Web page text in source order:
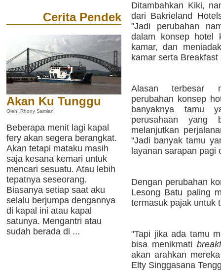
Cerita Pendek
Akan Ku Tunggu
Oleh: Rhony Samlan
Beberapa menit lagi kapal
fery akan segera berangkat.
Akan tetapi mataku masih
saja kesana kemari untuk
mencari sesuatu. Atau lebih
tepatnya seseorang.
Biasanya setiap saat aku
selalu berjumpa dengannya
di kapal ini atau kapal
satunya. Mengantri atau
sudah berada di ...
Ditambahkan Kiki,
dari Bakrieland
"Jadi perubahan
dalam konsep hotel
kamar, dan
kamar serta
Alasan terbesar
perubahan konsep
banyaknya tamu
perusahaan yang
melanjutkan
"Jadi banyak tamu
layanan sarapan pagi
Dengan perubahan
Lesong Batu paling
termasuk pajak untuk
"Tapi jika ada tamu
bisa menikmati
akan arahkan
Elty Singgasana